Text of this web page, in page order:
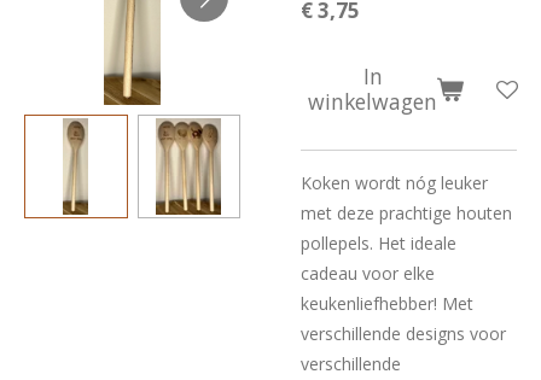
€ 3,75
In
winkelwagen
Koken wordt nóg leuker
met deze prachtige houten
pollepels. Het ideale
cadeau voor elke
keukenliefhebber! Met
verschillende designs voor
verschillende